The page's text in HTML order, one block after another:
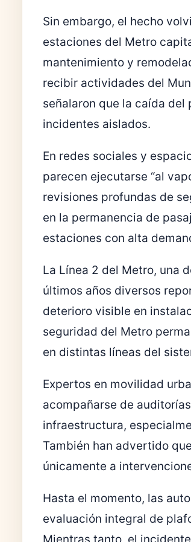
Sin embargo, el hecho
estaciones del Metro
mantenimiento y
recibir actividades del
señalaron que la caída
incidentes aislados.
En redes sociales y
parecen ejecutarse “al
revisiones profundas de
en la permanencia de
estaciones con alta
La Línea 2 del Metro, una
últimos años diversos
deterioro visible en
seguridad del Metro
en distintas líneas del
Expertos en movilidad
acompañarse de
infraestructura,
También han advertido
únicamente a
Hasta el momento, las
evaluación integral de